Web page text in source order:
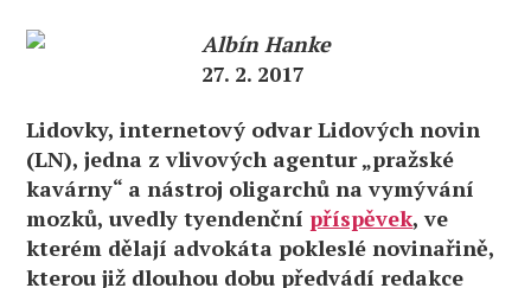
Albín Hanke
27. 2. 2017
Lidovky, internetový odvar Lidových novin
(LN), jedna z vlivových agentur „pražské
kavárny“ a nástroj oligarchů na vymývání
mozků, uvedly tyendenční příspěvek, ve
kterém dělají advokáta pokleslé novinařině,
kterou již dlouhou dobu předvádí redakce